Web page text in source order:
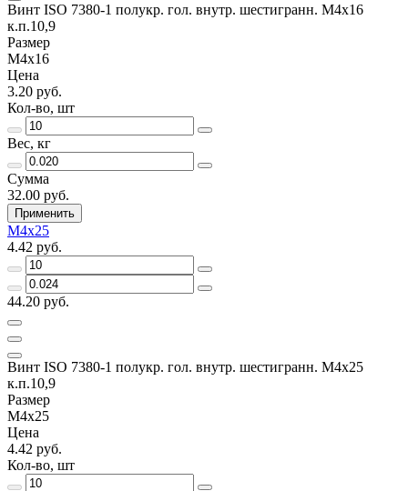
Винт ISO 7380-1 полукр. гол. внутр. шестигранн. М4х16
к.п.10,9
Размер
М4х16
Цена
3.20 руб.
Кол-во, шт
Вес, кг
Сумма
32.00 руб.
Применить
М4х25
4.42 руб.
44.20 руб.
Винт ISO 7380-1 полукр. гол. внутр. шестигранн. М4х25
к.п.10,9
Размер
М4х25
Цена
4.42 руб.
Кол-во, шт